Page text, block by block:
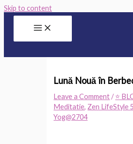
Skip to content
Lună Nouă în
Leave a Comment /⭐
Meditatie, Zen LifeStyle
Yog@2704